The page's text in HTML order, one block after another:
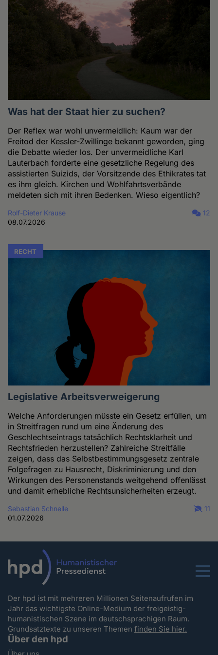
Was hat der Staat hier zu suchen?
Der Reflex war wohl unvermeidlich: Kaum war der
Freitod der Kessler-Zwillinge bekannt geworden, ging
die Debatte wieder los. Der unvermeidliche Karl
Lauterbach forderte eine gesetzliche Regelung des
assistierten Suizids, der Vorsitzende des Ethikrates tat
es ihm gleich. Kirchen und Wohlfahrtsverbände
meldeten sich mit ihren Bedenken. Wieso eigentlich?
Rolf-Dieter Krause
08.07.2026
12
RECHT
Legislative Arbeitsverweigerung
Welche Anforderungen müsste ein Gesetz erfüllen, um
in Streitfragen rund um eine Änderung des
Geschlechtseintrags tatsächlich Rechtsklarheit und
Rechtsfrieden herzustellen? Zahlreiche Streitfälle
zeigen, dass das Selbstbestimmungsgesetz zentrale
Folgefragen zu Hausrecht, Diskriminierung und den
Wirkungen des Personenstands weitgehend offenlässt
und damit erhebliche Rechtsunsicherheiten erzeugt.
Sebastian Schnelle
01.07.2026
11
Menu
Der hpd ist mit mehreren Millionen Seitenaufrufen im
Jahr das wichtigste Online-Medium der freigeistig-
humanistischen Szene im deutschsprachigen Raum.
Grundsatztexte zu unseren Themenfinden Sie hier.
Über den hpd